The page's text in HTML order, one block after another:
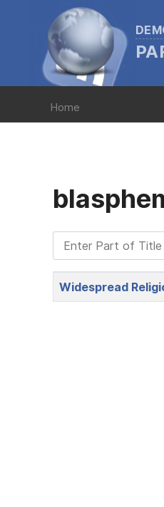
Home
Enter Part of Title
Title
Widespread